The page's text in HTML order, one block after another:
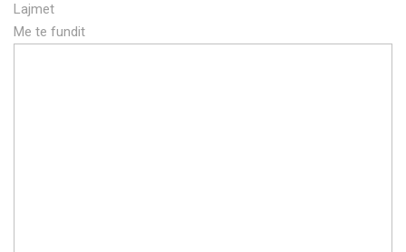
Lajmet
Me te fundit